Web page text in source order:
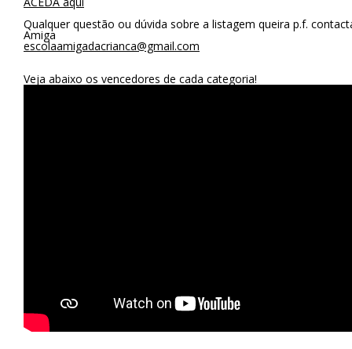
Qualquer questão ou dúvida sobre a listagem queira p.f.
Amiga
escolaamigadacrianca@gmail.com
Veja abaixo os vencedores de cada categoria!